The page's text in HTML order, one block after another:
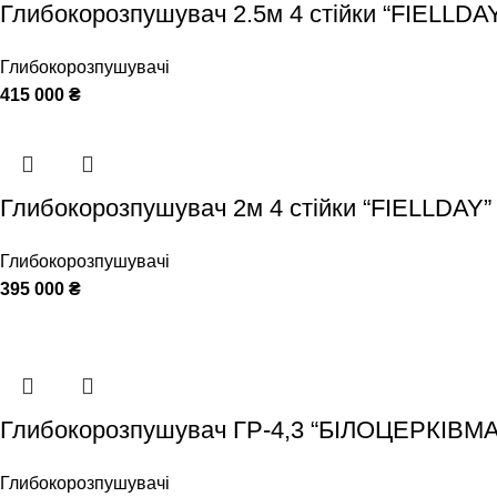
Глибокорозпушувач 2.5м 4 стійки
Глибокорозпушувачі
415 000 ₴
Глибокорозпушувач 2м 4 стійки “FIELLDAY”
Глибокорозпушувачі
395 000 ₴
Глибокорозпушувач ГР-4,3
Глибокорозпушувачі